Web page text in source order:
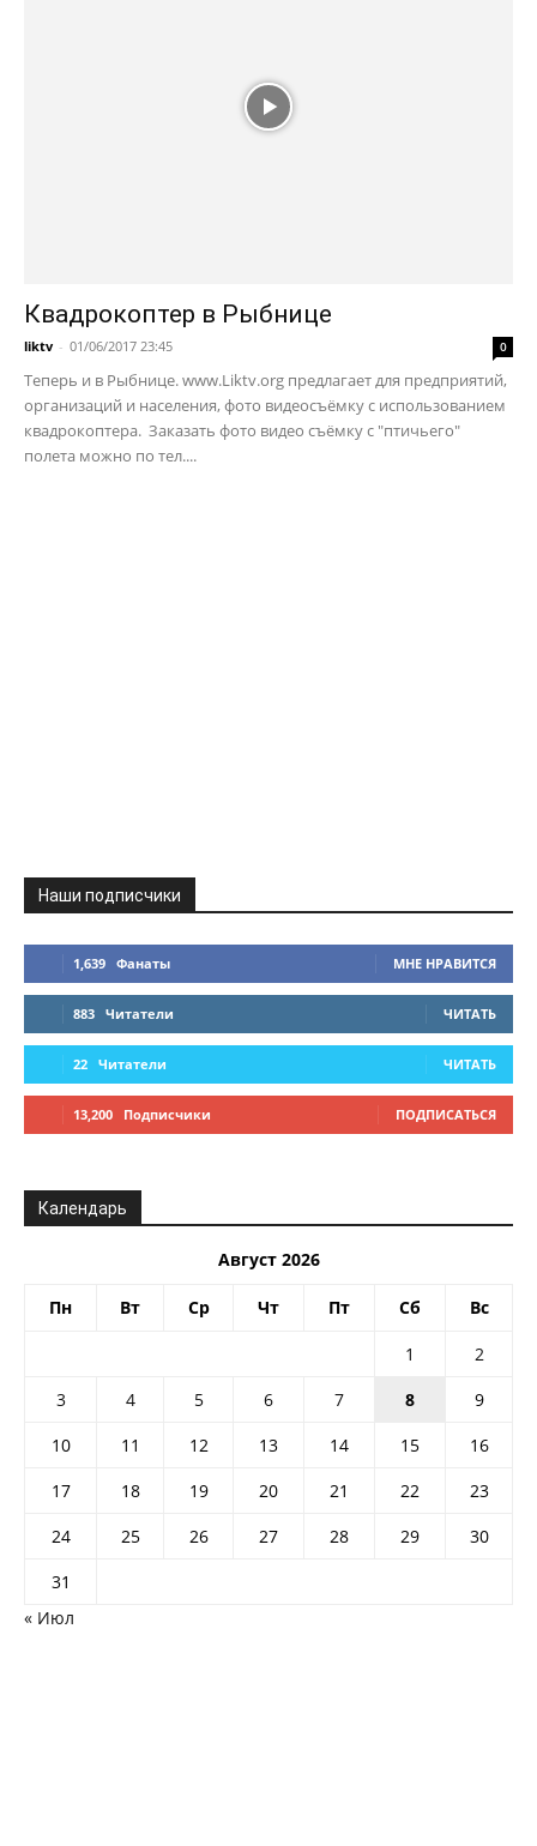
Квадрокоптер в Рыбнице
liktv - 01/06/2017 23:45 0
Теперь и в Рыбнице. www.Liktv.org предлагает для предприятий,
организаций и населения, фото видеосъёмку с использованием
квадрокоптера. Заказать фото видео съёмку с "птичьего"
полета можно по тел....
Наши подписчики
1,639 Фанаты МНЕ НРАВИТСЯ
883 Читатели ЧИТАТЬ
22 Читатели ЧИТАТЬ
13,200 Подписчики ПОДПИСАТЬСЯ
Календарь
Август 2026
Пн Вт Ср Чт Пт Сб Вс
1
2
3
4 5 6 7 8
9
10
11 12 13 14 15
16
17
18 19 20 21 22
23
24
25 26 27 28 29
30
31
« Июл